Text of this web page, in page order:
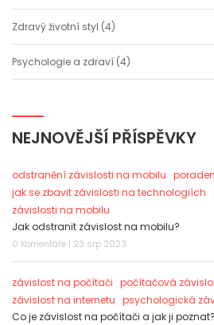
Zdravý životní styl (4)
Psychologie a zdraví (4)
NEJNOVĚJŠÍ PŘÍSPĚVKY
odstranění závislosti na mobilu
jak se zbavit závislosti na technologiích
závislosti na mobilu
Jak odstranit závislost na mobilu?
0 Komentáře | 23 srp 2023
závislost na počítači počítačová
závislost na internetu psychologická
Co je závislost na počítači a jak ji poznat?